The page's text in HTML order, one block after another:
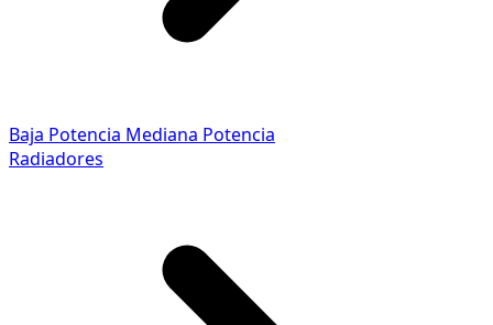
Baja Potencia Mediana Potencia
Radiadores